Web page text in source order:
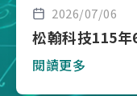
2026/07/06
松翰科技115
閱讀更多